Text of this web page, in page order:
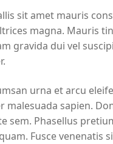
sit amet mauris
magna. Mauris
gravida dui vel
urna et arcu
malesuada sapien.
sem. Phasellus
Fusce venenatis